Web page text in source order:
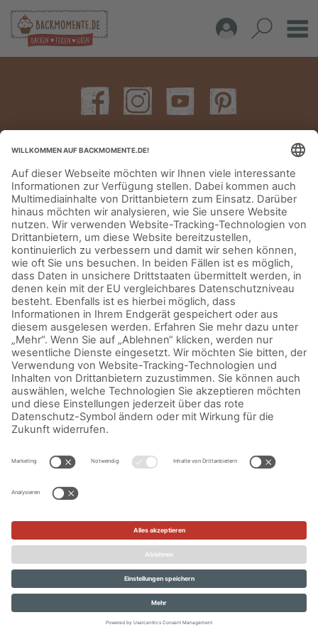
IMPRESSUM DATENSCHUTZERKLÄRUNG AGB KONTAKT
© Aurora Mühlen GmbH - Trettaustraße 49 – D-21107 Hamburg